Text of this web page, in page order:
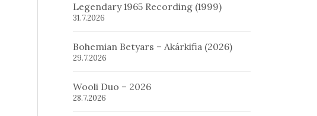
Legendary 1965 Recording (1999)
31.7.2026
Bohemian Betyars – Akárkifia (2026)
29.7.2026
Wooli Duo – 2026
28.7.2026